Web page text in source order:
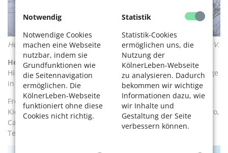
Notwendig
Notwendige Cookies
machen eine Webseite
nutzbar, indem sie
Grundfunktionen wie
die Seitennavigation
ermöglichen. Die
KölnerLeben-Webseite
funktioniert ohne diese
Cookies nicht richtig.
Statistik
Statistik-Cookies
ermöglichen uns, die
Nutzung der
KölnerLeben-Webseite
zu analysieren. Dadurch
bekommen wir wichtige
Informationen dazu, wie
wir Inhalte und
Gestaltung der Seite
verbessern können.
Herder Bergsee, Foto: Paul Meixner, Rhein-Erft Tourismus e.V.
Heider Bergsee – der Flache
Hier macht den Kleinsten Baden Spaß, denn man muss lange
in den See waten, bis Schwimmtiefe erreicht wird.
Freibad, Zugang über den Campingplatz. Restaurant und
Kiosk, Spielplatz. Ganzjährig, täglich 9–19 Uhr, Eintritt: 4 Euro,
Campingplatz Heider Bergsee, Heider Bergsee, 50321 Brühl,
Tel. 02232 / 701 15 55,